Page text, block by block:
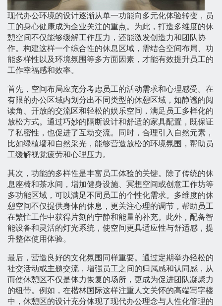
现代办公环境的设计逐渐从单一功能向多元化体验转变，员
工的身心健康成为企业关注的重点。为此，打造多维度的休
憩空间不仅能够缓解工作压力，还能激发创造力和团队协
作。构建这样一个综合性的休息区域，需结合空间布局、功
能多样性以及环境氛围等多方面因素，才能有效提升员工的
工作幸福感和效率。
首先，空间布局应充分考虑员工的活动需求和心理感受。在
有限的办公区域内划分出不同类型的休憩区域，如静谧的阅
读角、开放的交流区和轻松的娱乐空间，满足员工多样化的
放松方式。通过巧妙的隔断设计和舒适的家具配置，既保证
了私密性，也促进了互动交流。同时，合理引入自然元素，
比如绿植墙和自然采光，能够营造放松的环境氛围，帮助员
工缓解视觉疲劳和心理压力。
其次，功能的多样性是丰富员工体验的关键。除了传统的休
息座椅和茶水间，增加健身设施、冥想空间或创意工作坊等
多功能区域，可以满足不同员工的个性化需求。多维度的休
憩空间不仅提供身体的休息，更关注心理的调节，帮助员工
在繁忙工作中获得片刻的宁静和能量的补充。此外，配备智
能设备和灵活的灯光系统，使空间更具适应性与舒适感，提
升整体使用体验。
最后，营造良好的文化氛围同样重要。通过定期举办轻松的
社交活动或主题交流，增强员工之间的归属感和认同感，从
而使休憩区不仅是体力恢复的场所，更成为促进团队凝聚力
的纽带。例如，在楷林国际这样注重人文关怀的高端写字楼
中，休憩区的设计充分体现了现代办公理念与人性化管理的